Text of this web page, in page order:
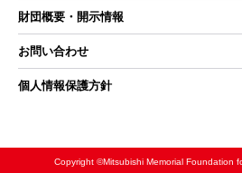
財団概要・開示情報
お問い合わせ
個人情報保護方針
Copyright ©Mitsubishi Memorial Foundation